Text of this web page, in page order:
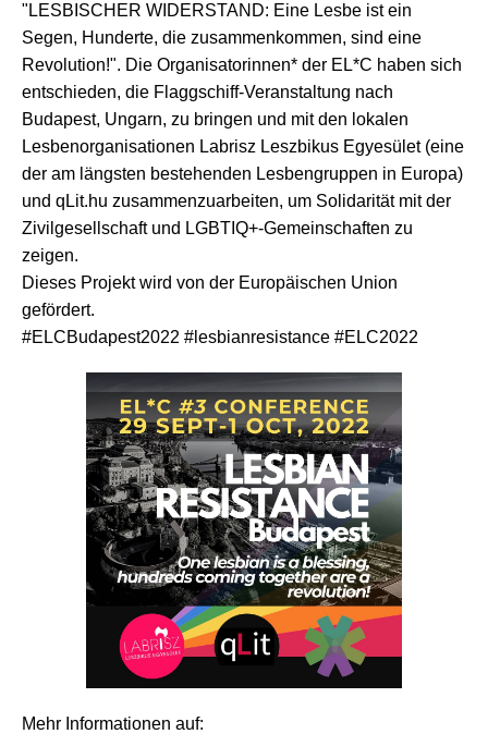
"LESBISCHER WIDERSTAND: Eine Lesbe ist ein
Segen, Hunderte, die zusammenkommen, sind eine
Revolution!". Die Organisatorinnen* der EL*C haben sich
entschieden, die Flaggschiff-Veranstaltung nach
Budapest, Ungarn, zu bringen und mit den lokalen
Lesbenorganisationen Labrisz Leszbikus Egyesület (eine
der am längsten bestehenden Lesbengruppen in Europa)
und qLit.hu zusammenzuarbeiten, um Solidarität mit der
Zivilgesellschaft und LGBTIQ+-Gemeinschaften zu
zeigen.
Dieses Projekt wird von der Europäischen Union
gefördert.
#ELCBudapest2022 #lesbianresistance #ELC2022
Mehr Informationen auf: